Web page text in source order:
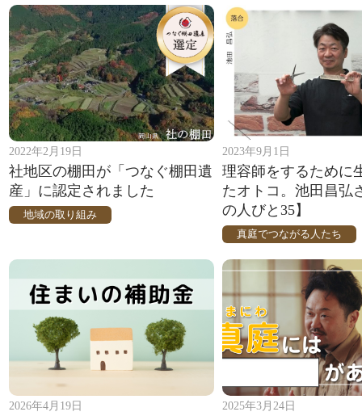
2022年2月19日
社地区の棚田が「つなぐ棚田遺
産」に認定されました
地域の取り組み
2023年9月1日
理容師をするために
たオトコ。池田昌弘
の人びと35】
真庭でつながる人たち
2026年4月19日 2025年3月24日